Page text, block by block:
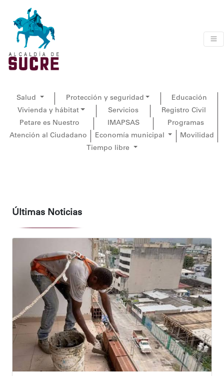
Salud Protección y seguridad
Educación
Vivienda y hábitat
Servicios
Registro Civil
Petare es Nuestro
IMAPSAS
Programas
Atención al Ciudadano
Economía municipal
Movilidad
Tiempo libre
Últimas Noticias